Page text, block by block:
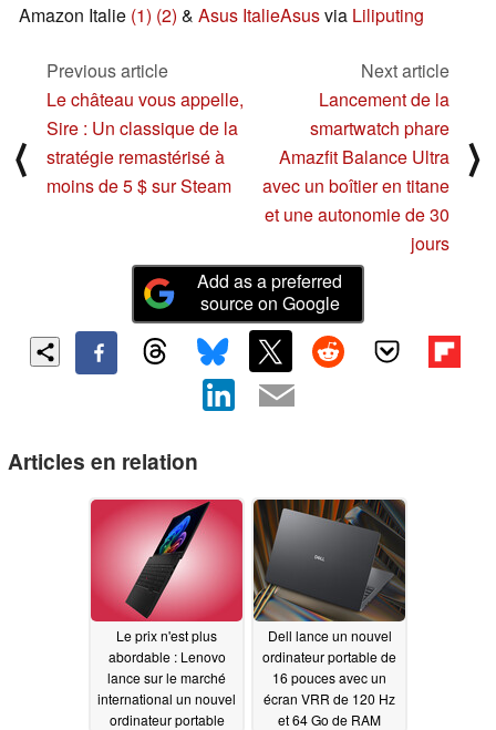
Amazon Italie (1) (2) & Asus ItalieAsusvia Liliputing
⟨
Previous article
Le château vous appelle,
Sire : Un classique de la
stratégie remastérisé à
moins de 5 $ sur Steam
Next article
Lancement de la
smartwatch phare
Amazfit Balance Ultra
avec un boîtier en titane
et une autonomie de 30
jours
⟩
Add as a preferred
source on Google
Articles en relation
Le prix n'est plus
abordable : Lenovo
lance sur le marché
international un nouvel
ordinateur portable
Dell lance un nouvel
ordinateur portable de
16 pouces avec un
écran VRR de 120 Hz
et 64 Go de RAM